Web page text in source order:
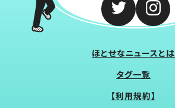
ほとせなニュースとは
タグ一覧
【利用規約】